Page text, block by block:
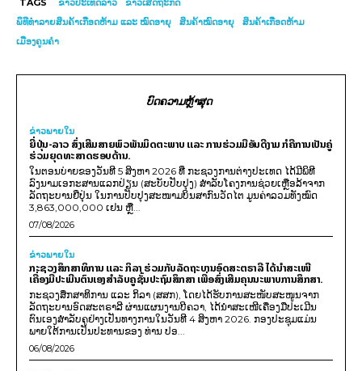
ພິທີທຳລາຍສິນຄ້າເກືອດຫ້າມ ແລະ ໝົດອາຍຸ
ສິນ​ຄ້າ​ໝົດ​ອາ​ຍຸ
ສິນຄ້າເກືອດຫ້າມ
ເມືອງຄູນຄຳ
ບົດຄວາມຫຼ້າສຸດ
ຂ່າວພາຍ​ໃນ
ຍີ່ປຸ່ນ-ລາວ ສົ່ງເສີມສາຍພົວພັນມິດຕະພາບ ແລະ ການຮ່ວມມືອັນດີງາມ ກໍຄືການເປັນຄູ່
ຮ່ວມຍຸດທະສາດຮອບດ້ານ.
ໃນຕອນບ່າຍຂອງວັນທີ 5 ສິງຫາ 2026 ທີ່ ກະຊວງການຕ່າງປະເທດ ໄດ້ມີພິທີ
ລົງນາມເອກະສານແລກປ່ຽນ (ສະບັບປັບປຸງ) ສໍາລັບໂຄງການຊ່ວຍເຫຼືອລ້າຈາກ
ລັດຖະບານຍີ່ປຸ່ນ ໃນການປັບປຸງສະໜາມບິນສາກົນວັດໄຕ ມູນຄ່າລວມທັງໝົດ
3,863,000,000 ເຢນ ຫຼື...
07/08/2026
ຂ່າວພາຍ​ໃນ
ກະຊວງສຶກສາທິການ ແລະ ກິລາ ຮ່ວມກັບລັດຖະບານອົດສະຕຣາລີ ໄດ້ນຳສະເໜີ
ເຄື່ອງມືປະເມີນຕົນເອງສຳລັບຄູຊັ້ນປະຖົມສຶກສາ ເພື່ອສົ່ງເສີມຄຸນນະພາບການສຶກສາ.
ກະຊວງສຶກສາທິການ ແລະ ກິລາ (ສສກ), ໂດຍໄດ້ຮັບການສະໜັບສະໜູນຈາກ
ລັດຖະບານອົດສະຕຣາລີ ຜ່ານແຜນງານບີຄວາ, ໄດ້ນຳສະເໜີເຄື່ອງມືປະເມີນ
ຕົນເອງສຳລັບຄູຢ່າງເປັນທາງການໃນວັນທີ 4 ສິງຫາ 2026. ກອງປະຊຸມແມ່ນ
ພາຍໃຕ້ການເປັນປະທານຂອງ ທ່ານ ປອ...
06/08/2026